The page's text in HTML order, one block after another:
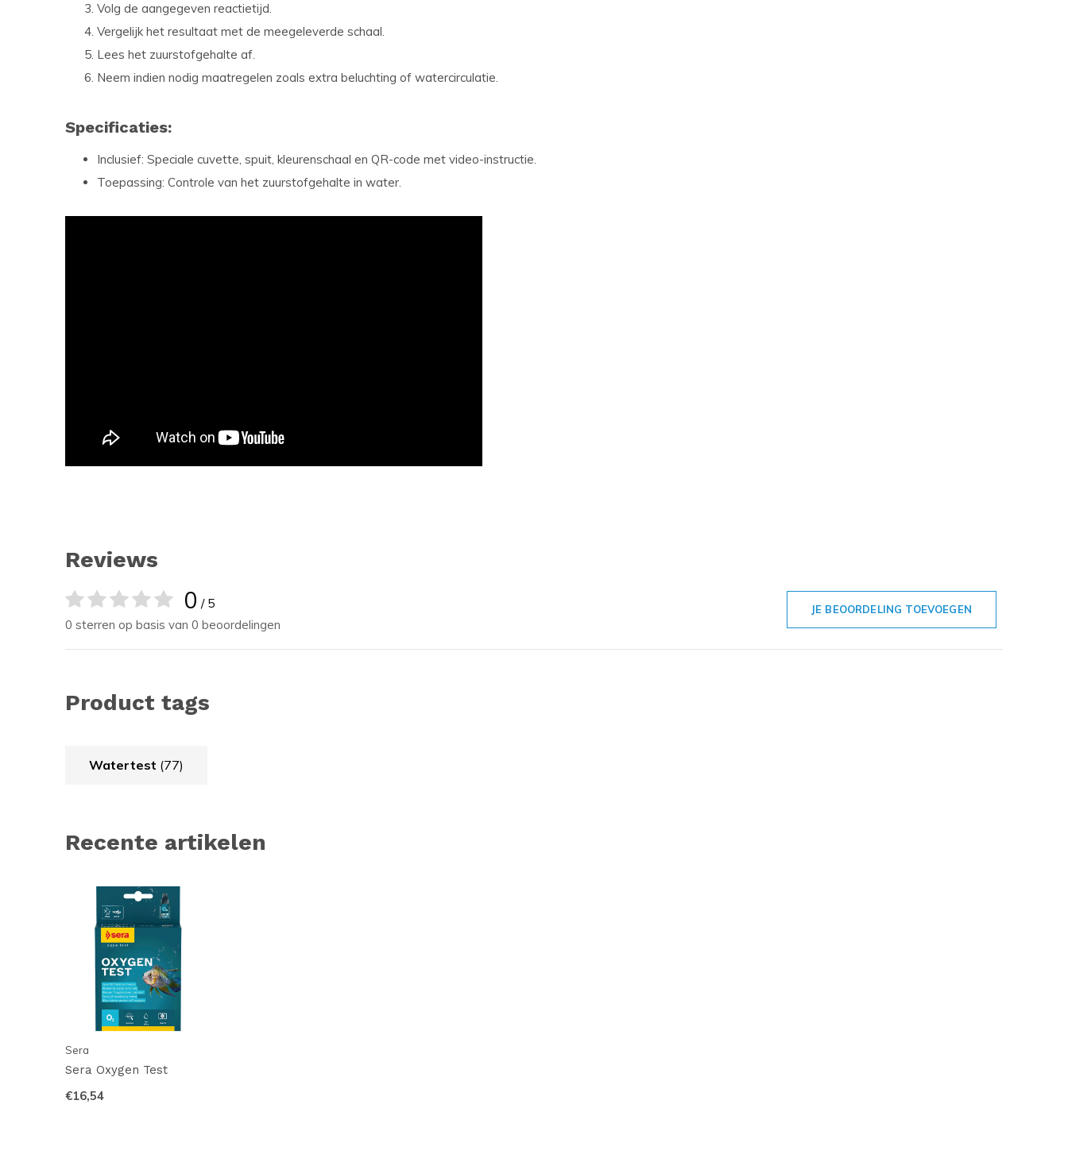
Volg de aangegeven reactietijd.
Vergelijk het resultaat met de meegeleverde schaal.
Lees het zuurstofgehalte af.
Neem indien nodig maatregelen zoals extra beluchting of watercirculatie.
Specificaties:
Inclusief: Speciale cuvette, spuit, kleurenschaal en QR-code met video-instructie.
Toepassing: Controle van het zuurstofgehalte in water.
Reviews
0 / 5
0 sterren op basis van 0 beoordelingen
JE BEOORDELING TOEVOEGEN
Product tags
Watertest (77)
Recente artikelen
Sera
Sera Oxygen Test
€16,54